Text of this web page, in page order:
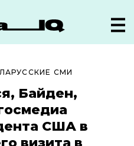
СМИ
Байден,
США в
визита в